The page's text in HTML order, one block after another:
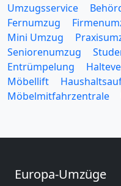
Umzugsservice
Fernumzug
Mini Umzug
Seniorenumzug
Entrümpelung
Möbellift
Möbelmitfahrzentrale
Europa-Umzüge